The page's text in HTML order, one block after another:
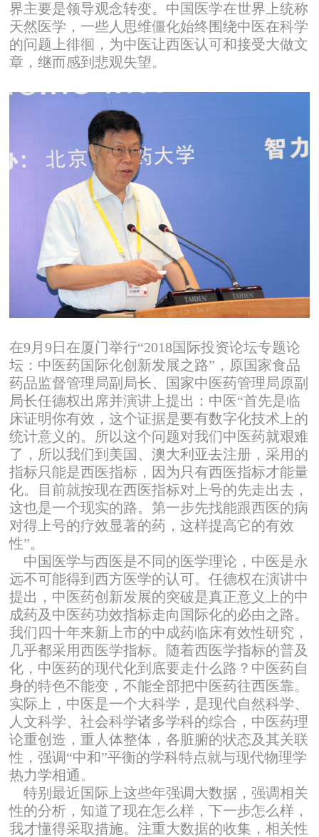
界主要是领导观念转变。中国医学在世界上统称
天然医学，一些人思维僵化始终围绕中医在科学
的问题上徘徊，为中医让西医认可和接受大做文
章，继而感到悲观失望。
在9月9日在厦门举行“2018国际投资论坛专题论
坛：中医药国际化创新发展之路”，原国家食品
药品监督管理局副局长、国家中医药管理局原副
局长任德权出席并演讲上提出：中医“首先是临
床证明你有效，这个证据是要有数字化技术上的
统计意义的。所以这个问题对我们中医药就艰难
了，所以我们到美国、澳大利亚去注册，采用的
指标只能是西医指标，因为只有西医指标才能量
化。目前就按现在西医指标对上号的先走出去，
这也是一个现实的路。第一步先找能跟西医的病
对得上号的疗效显著的药，这样提高它的有效
性”。
中国医学与西医是不同的医学理论，中医是永
远不可能得到西方医学的认可。任德权在演讲中
提出，中医药创新发展的突破是真正意义上的中
成药及中医药功效指标走向国际化的必由之路。
我们四十年来新上市的中成药临床有效性研究，
几乎都采用西医学指标。随着西医学指标的普及
化，中医药的现代化到底要走什么路？中医药自
身的特色不能变，不能全部把中医药往西医靠。
实际上，中医是一个大科学，是现代自然科学、
人文科学、社会科学诸多学科的综合，中医药理
论重创造，重人体整体，各脏腑的状态及其关联
性，强调“中和”平衡的学科特点就与现代物理学
热力学相通。
特别最近国际上这些年强调大数据，强调相关
性的分析，知道了现在怎么样，下一步怎么样，
我才懂得采取措施。注重大数据的收集，相关性